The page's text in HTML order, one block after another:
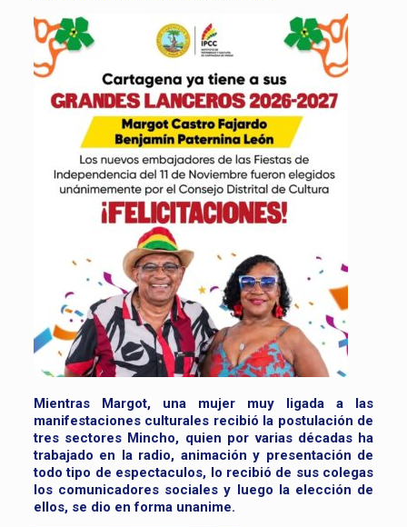
Mientras Margot, una mujer muy ligada a las
manifestaciones culturales recibió la postulación de
tres sectores Mincho, quien por varias décadas ha
trabajado en la radio, animación y presentación de
todo tipo de espectaculos, lo recibió de sus colegas
los comunicadores sociales y luego la elección de
ellos, se dio en forma unanime.